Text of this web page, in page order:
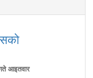
आइतवार